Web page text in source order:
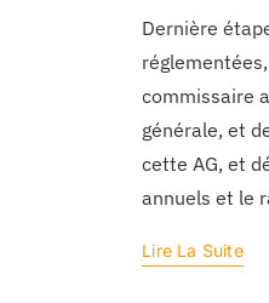
Dernière
commissaire
générale, et
cette AG, et
annuels et le
Lire La Suite